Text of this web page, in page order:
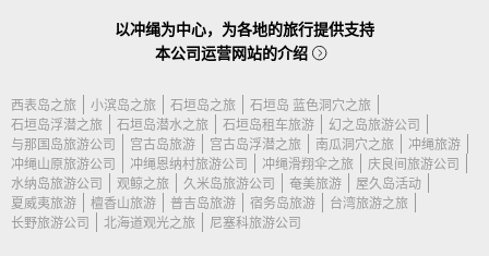
以冲绳为中心，为各地的旅行提供支持
本公司运营网站的介绍
西表岛之旅 小滨岛之旅 石垣岛之旅
石垣岛 蓝色洞穴之旅
石垣岛浮潜之旅
石垣岛潜水之旅 石垣岛租车旅游
幻之岛旅游公司
与那国岛旅游公司
宫古岛旅游 宫古岛浮潜之旅 南瓜洞穴之旅
冲绳旅游
冲绳山原旅游公司
冲绳恩纳村旅游公司 冲绳滑翔伞之旅
庆良间旅游公司
水纳岛旅游公司
观鲸之旅 久米岛旅游公司 奄美旅游
屋久岛活动
夏威夷旅游
檀香山旅游 普吉岛旅游 宿务岛旅游
台湾旅游之旅
长野旅游公司
北海道观光之旅 尼塞科旅游公司